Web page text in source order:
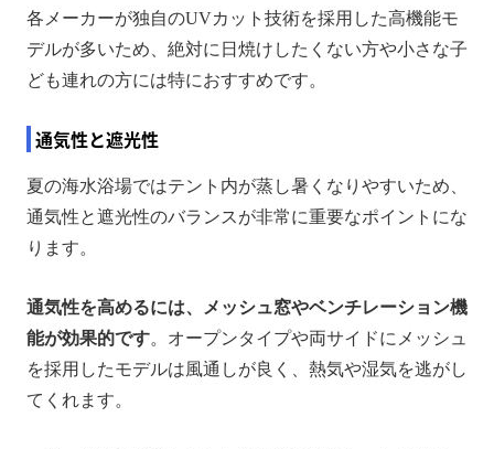
各メーカーが独自のUVカット技術を採用した高機能モ
デルが多いため、絶対に日焼けしたくない方や小さな子
ども連れの方には特におすすめです。
通気性と遮光性
夏の海水浴場ではテント内が蒸し暑くなりやすいため、
通気性と遮光性のバランスが非常に重要なポイントにな
ります。
通気性を高めるには、メッシュ窓やベンチレーション機
能が効果的です。オープンタイプや両サイドにメッシュ
を採用したモデルは風通しが良く、熱気や湿気を逃がし
てくれます。